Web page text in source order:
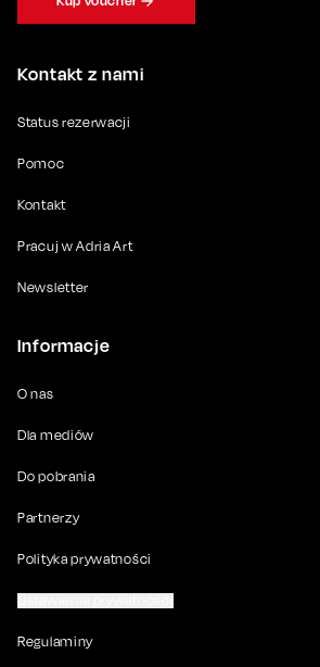
Kontakt z nami
Status rezerwacji
Pomoc
Kontakt
Pracuj w Adria Art
Newsletter
Informacje
O nas
Dla mediów
Do pobrania
Partnerzy
Polityka prywatności
Regulaminy